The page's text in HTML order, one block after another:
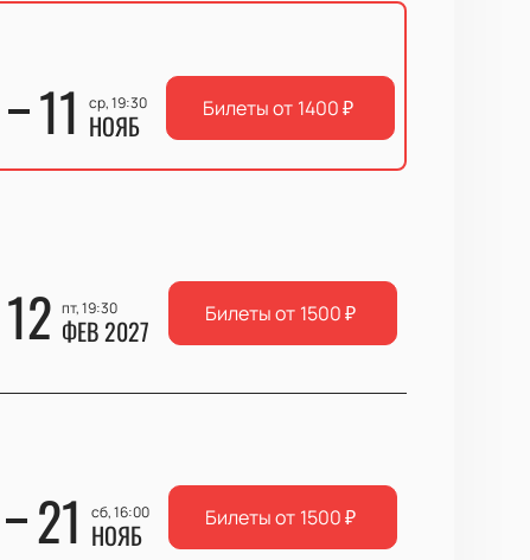
11 ср, 19:30
НОЯБ Билеты от 1400₽
12 пт, 19:30
ФЕВ 2027 Билеты от 1500₽
21 сб, 16:00
НОЯБ Билеты от 1500₽